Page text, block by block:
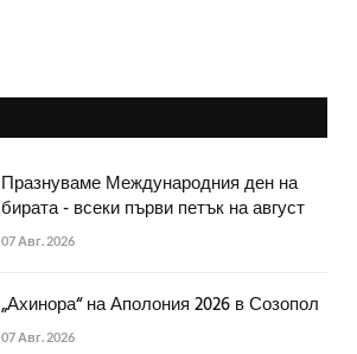
Празнуваме Международния ден на
бирата - всеки първи петък на август
07 Авг. 2026
„Ахинора“ на Аполония 2026 в Созопол
07 Авг. 2026